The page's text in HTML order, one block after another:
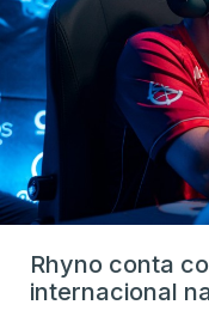
Rhyno conta
internacional